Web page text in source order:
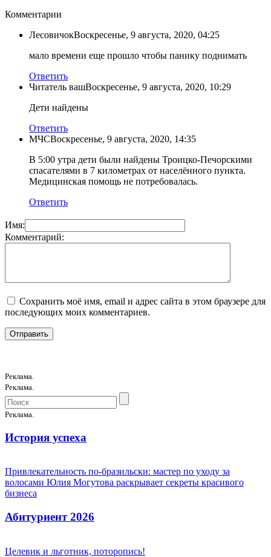
Комментарии
ЛесовичокВоскресенье, 9 августа, 2020, 04:25
мало времени еще прошло чтобы панику поднимать
Ответить
Читатель вашВоскресенье, 9 августа, 2020, 10:29
Дети найдены
Ответить
МЧСВоскресенье, 9 августа, 2020, 14:35
В 5:00 утра дети были найдены Троицко-Печорскими
спасателями в 7 километрах от населённого пункта.
Медицинская помощь не потребовалась.
Ответить
Имя:
Комментарий:
Сохранить моё имя, email и адрес сайта в этом браузере для
последующих моих комментариев.
Реклама.
Реклама.
Реклама.
История успеха
Привлекательность по-бразильски: мастер по уходу за
волосами Юлия Могутова раскрывает секреты красивого
бизнеса
Абитуриент 2026
Целевик и льготник, поторопись!